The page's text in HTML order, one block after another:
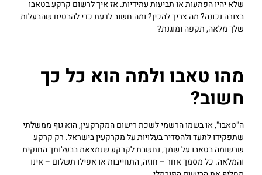
שלא יהיו הפתעות או תביעות עתידיות. אז איך לרשום קרקע בטאבו
בצורה נכונה? מה צריך להכין? ומה חשוב לדעת כדי להבטיח שהבעלות
שלך מלאה, תקפה ומוגנת?
מהו טאבו ולמה הוא כל כך
חשוב?
ה"טאבו", או בשמו הרשמי לשכת רישום המקרקעין, הוא גוף ממשלתי
שתפקידו לתעד ולהסדיר בעלויות על מקרקעין בישראל. רק קרקע
שרשומה בטאבו על שמך, נחשבת לקרקע שנמצאת בבעלותך החוקית
והמלאה. כל מסמך אחר – חוזה, התחייבות או אפילו תשלום – אינו